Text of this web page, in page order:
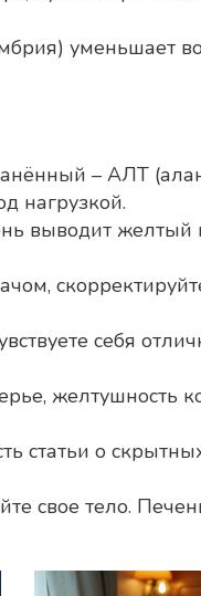
уменьшает
– АЛТ
нагрузкой.
выводит желтый
себя
желтушность
статьи о
свое тело.